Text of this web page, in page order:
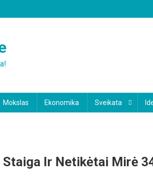
Mokslas Ekonomika Sveikata
Staiga Ir Netikėtai Mirė